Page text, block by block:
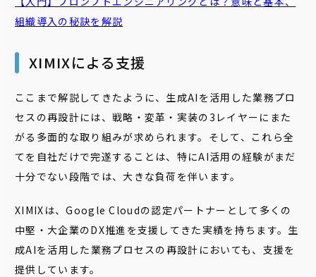
組織導入の秘訣を解説
XIMIXによる支援
ここまで解説してきたように、生成AIを活用した業務プロ
セスの再設計には、戦略・変革・実装の3レイヤーにまた
がる多面的な取り組みが求められます。そして、これら全
てを自社だけで完遂することは、特にAI活用の経験がまだ
十分でない段階では、大きな負荷を伴います。
XIMIXは、Google Cloudの認定パートナーとして多くの
中堅・大企業のDX推進を支援してきた実績を持ちます。生
成AIを活用した業務プロセスの再設計においても、支援を
提供しています。